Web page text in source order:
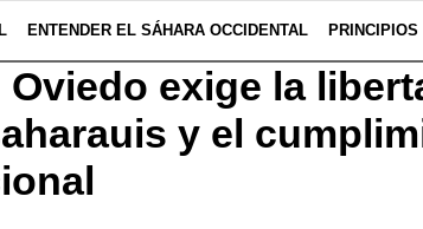
ENTENDER EL SÁHARA OCCIDENTAL
exige la
y el